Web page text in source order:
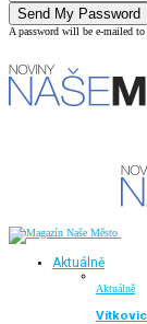
A password will be e-mailed to
Aktuálně
Aktuálně